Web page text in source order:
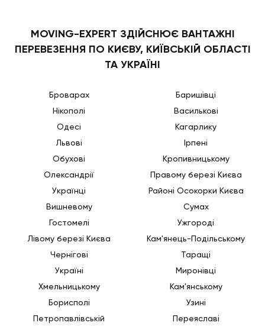
MOVING-EXPERT ЗДІЙСНЮЄ ВАНТАЖНІ
ПЕРЕВЕЗЕННЯ ПО КИЄВУ, КИЇВСЬКІЙ ОБЛАСТІ
ТА УКРАЇНІ
Броварах
Нікополі
Одесі
Львові
Обухові
Олександрії
Українці
Вишневому
Гостомелі
Лівому березі Києва
Чернігові
Україні
Хмельницькому
Борисполі
Петропавлівській
Баришівці
Василькові
Кагарлику
Ірпені
Кропивницькому
Правому березі Києва
Районі Осокорки Києва
Сумах
Ужгороді
Кам'янець-Подільському
Таращі
Миронівці
Кам'янському
Узині
Переяславі